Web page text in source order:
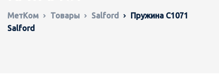
МетКом Товары Salford
Пружина C1071
Salford